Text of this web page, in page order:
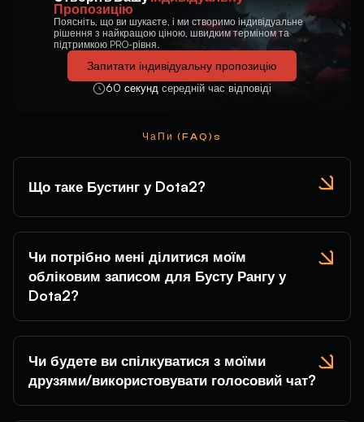
Пропозицію
Поясніть, що ви шукаєте, і ми створимо індивідуальне
рішення з найкращою ціною, швидким терміном та
підтримкою PRO-рівня.
Запитати індивідуальну пропозицію
60 секунд середній час відповіді
ЧаПи (FAQ)s
Що таке Бустинг у Dota2?
Чи потрібно мені ділитися моїм
обліковим записом для Бусту Рангу у
Dota2?
Чи будете ви спілкуватися з моїми
друзями/використовувати голосовий чат?